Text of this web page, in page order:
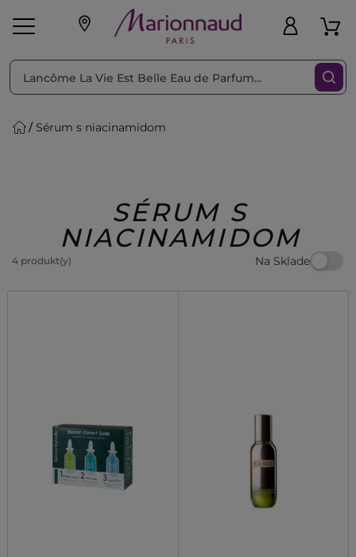
pleť Líčenie Vône
Beauty
Sérum s niacinamidom
SÉRUM S
NIACINAMIDOM
4 produkt(y) Na Sklade
Triediť podľa Filtrovať